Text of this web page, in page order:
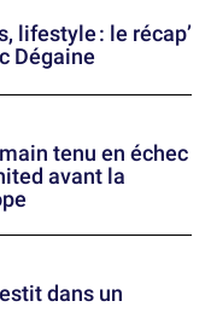
lifestyle : le récap’
Dégaine
tenu en échec
avant la
dans un